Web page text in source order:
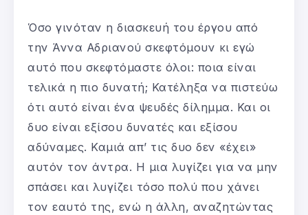
Όσο γινόταν η διασκευή του έργου από
την Άννα Αδριανού σκεφτόμουν κι εγώ
αυτό που σκεφτόμαστε όλοι: ποια είναι
τελικά η πιο δυνατή; Κατέληξα να πιστεύω
ότι αυτό είναι ένα ψευδές δίλημμα. Και οι
δυο είναι εξίσου δυνατές και εξίσου
αδύναμες. Καμιά απ’ τις δυο δεν «έχει»
αυτόν τον άντρα. Η μια λυγίζει για να μην
σπάσει και λυγίζει τόσο πολύ που χάνει
τον εαυτό της, ενώ η άλλη, αναζητώντας